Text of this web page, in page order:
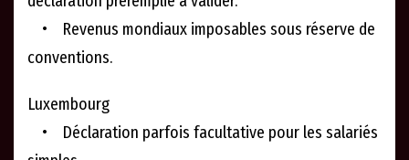
• Revenus mondiaux imposables sous réserve de
conventions.
Luxembourg
• Déclaration parfois facultative pour les salariés